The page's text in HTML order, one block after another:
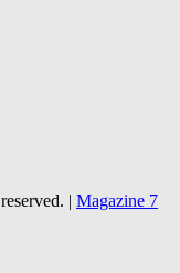
| Magazine 7